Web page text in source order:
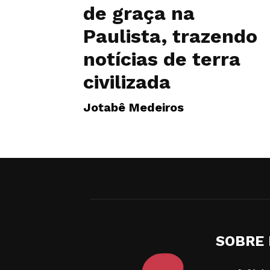
de graça na
Paulista, trazendo
notícias de terra
civilizada
Jotabê Medeiros
SOBRE